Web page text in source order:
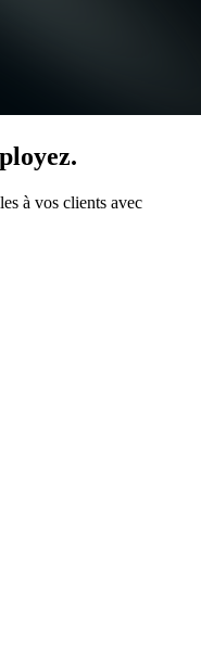
à vos clients avec